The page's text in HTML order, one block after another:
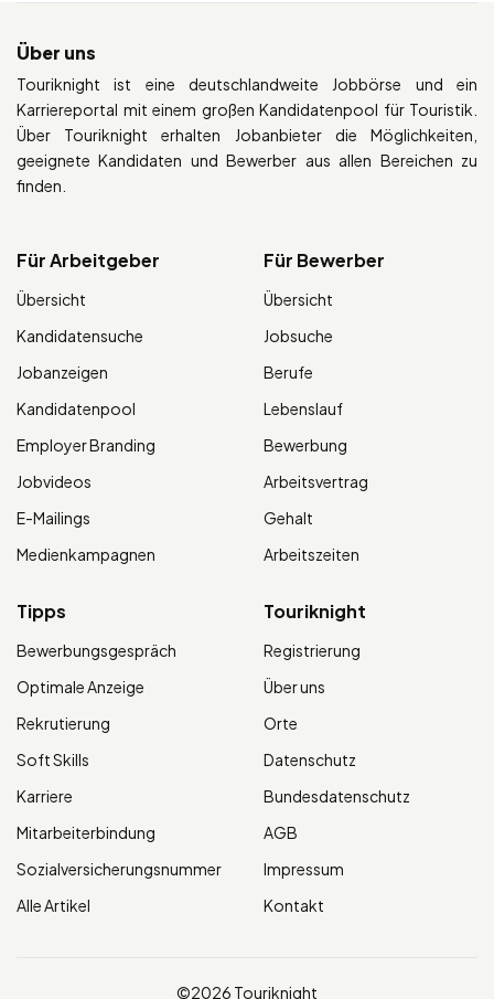
Über uns
Touriknight ist eine deutschlandweite Jobbörse und ein
Karriereportal mit einem großen Kandidatenpool für Touristik.
Über Touriknight erhalten Jobanbieter die Möglichkeiten,
geeignete Kandidaten und Bewerber aus allen Bereichen zu
finden.
Für Arbeitgeber
Übersicht
Kandidatensuche
Jobanzeigen
Kandidatenpool
Employer Branding
Jobvideos
E-Mailings
Medienkampagnen
Für Bewerber
Übersicht
Jobsuche
Berufe
Lebenslauf
Bewerbung
Arbeitsvertrag
Gehalt
Arbeitszeiten
Tipps
Bewerbungsgespräch
Optimale Anzeige
Rekrutierung
Soft Skills
Karriere
Mitarbeiterbindung
Sozialversicherungsnummer
Alle Artikel
Touriknight
Registrierung
Über uns
Orte
Datenschutz
Bundesdatenschutz
AGB
Impressum
Kontakt
©2026 Touriknight